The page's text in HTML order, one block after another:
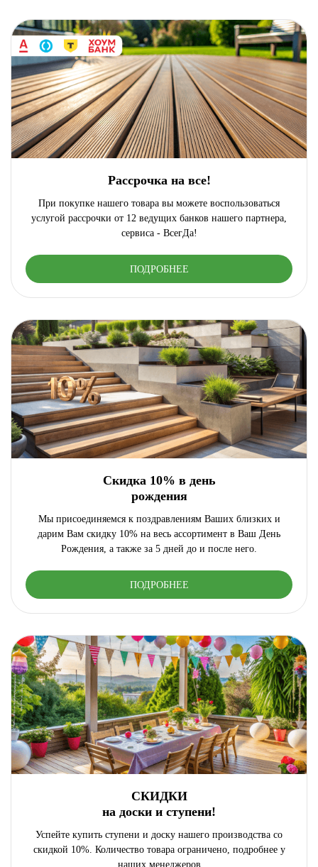
Рассрочка на все!
При покупке нашего товара вы можете воспользоваться
услугой рассрочки от 12 ведущих банков нашего партнера,
сервиса - ВсегДа!
ПОДРОБНЕЕ
Скидка 10% в день
рождения
Мы присоединяемся к поздравлениям Ваших близких и
дарим Вам скидку 10% на весь ассортимент в Ваш День
Рождения, а также за 5 дней до и после него.
ПОДРОБНЕЕ
СКИДКИ
на доски и ступени!
Успейте купить ступени и доску нашего производства со
скидкой 10%. Количество товара ограничено, подробнее у
наших менеджеров